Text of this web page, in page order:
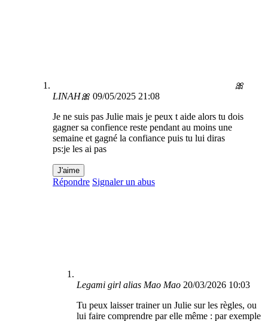
🎀
LINAH🎀 09/05/2025 21:08
Je ne suis pas Julie mais je peux t aide alors tu dois
gagner sa confience reste pendant au moins une
semaine et gagné la confiance puis tu lui diras
ps:je les ai pas
J'aime
Répondre Signaler un abus
Legami girl alias Mao Mao 20/03/2026 10:03
Tu peux laisser trainer un Julie sur les règles, ou
lui faire comprendre par elle même : par exemple